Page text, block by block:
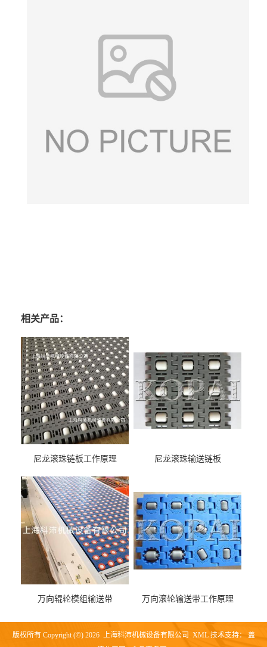
相关产品：
尼龙滚珠链板工作原理 尼龙滚珠输送链板
万向辊轮模组输送带 万向滚轮输送带工作原理
版权所有 Copyright (©) 2026 上海科沛机械设备有限公司 XML技术支持： 盖